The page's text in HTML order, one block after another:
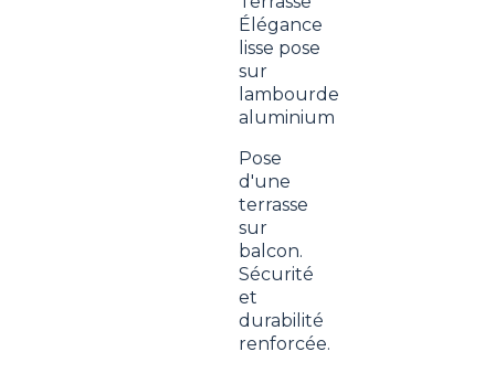
Élégance
lisse pose
sur
lambourde
aluminium
Pose
d'une
terrasse
sur
balcon.
Sécurité
et
durabilité
renforcée.